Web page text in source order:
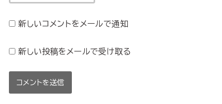
新しいコメントをメールで通知
新しい投稿をメールで受け取る